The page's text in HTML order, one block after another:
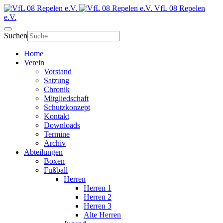
VfL 08 Repelen
e.V.
Suchen
Home
Verein
Vorstand
Satzung
Chronik
Mitgliedschaft
Schutzkonzept
Kontakt
Downloads
Termine
Archiv
Abteilungen
Boxen
Fußball
Herren
Herren 1
Herren 2
Herren 3
Alte Herren